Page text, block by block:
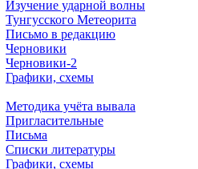
Изучение ударной волны
Тунгусского Метеорита
Письмо в редакцию
Черновики
Черновики-2
Графики, схемы
Методика учёта вывала
Пригласительные
Письма
Списки литературы
Графики, схемы